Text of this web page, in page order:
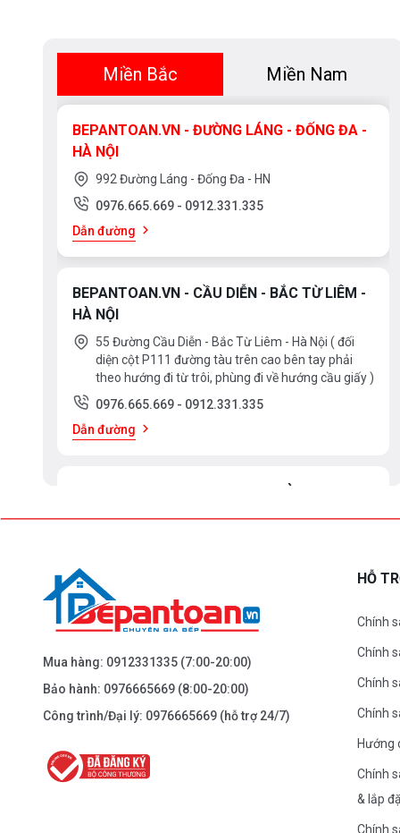
Miền Bắc Miền Nam
BEPANTOAN.VN - ĐƯỜNG LÁNG - ĐỐNG ĐA -
HÀ NỘI
992 Đường Láng - Đống Đa - HN
0976.665.669 - 0912.331.335
Dẫn đường
BEPANTOAN.VN - CẦU DIỄN - BẮC TỪ LIÊM -
HÀ NỘI
55 Đường Cầu Diễn - Bắc Từ Liêm - Hà Nội ( đối
diện cột P111 đường tàu trên cao bên tay phải
theo hướng đi từ trôi, phùng đi về hướng cầu giấy )
0976.665.669 - 0912.331.335
Dẫn đường
BEPANTOAN.VN - ĐẠI LA - HAI BÀ TRƯNG -
Dẫn đường
BEPANTOAN.VN - NGUYỄN TRÃI - THANH
Dẫn đường
Mua hàng: 0912331335 (7:00-20:00)
Bảo hành: 0976665669 (8:00-20:00)
Công trình/Đại lý: 0976665669 (hỗ trợ 24/7)
HỖ
Chính
Chính
Chính
Chính
Hướng
Chính
& lắp
Chính